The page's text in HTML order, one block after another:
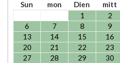
Sun
mon Dien mitt
1
2
6
7 8 9
13
14 15 16
20
21 22 23
27
28 29 30